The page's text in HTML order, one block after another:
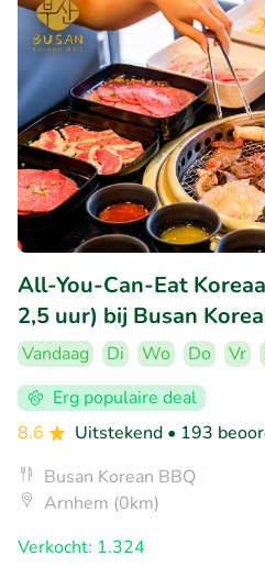
All-You-Can-Eat
2,5 uur) bij Busan
Vandaag Di Wo Do Vr
Erg populaire deal
8.6
Uitstekend • 193
Busan Korean BBQ
Arnhem (0km)
Verkocht: 1.324